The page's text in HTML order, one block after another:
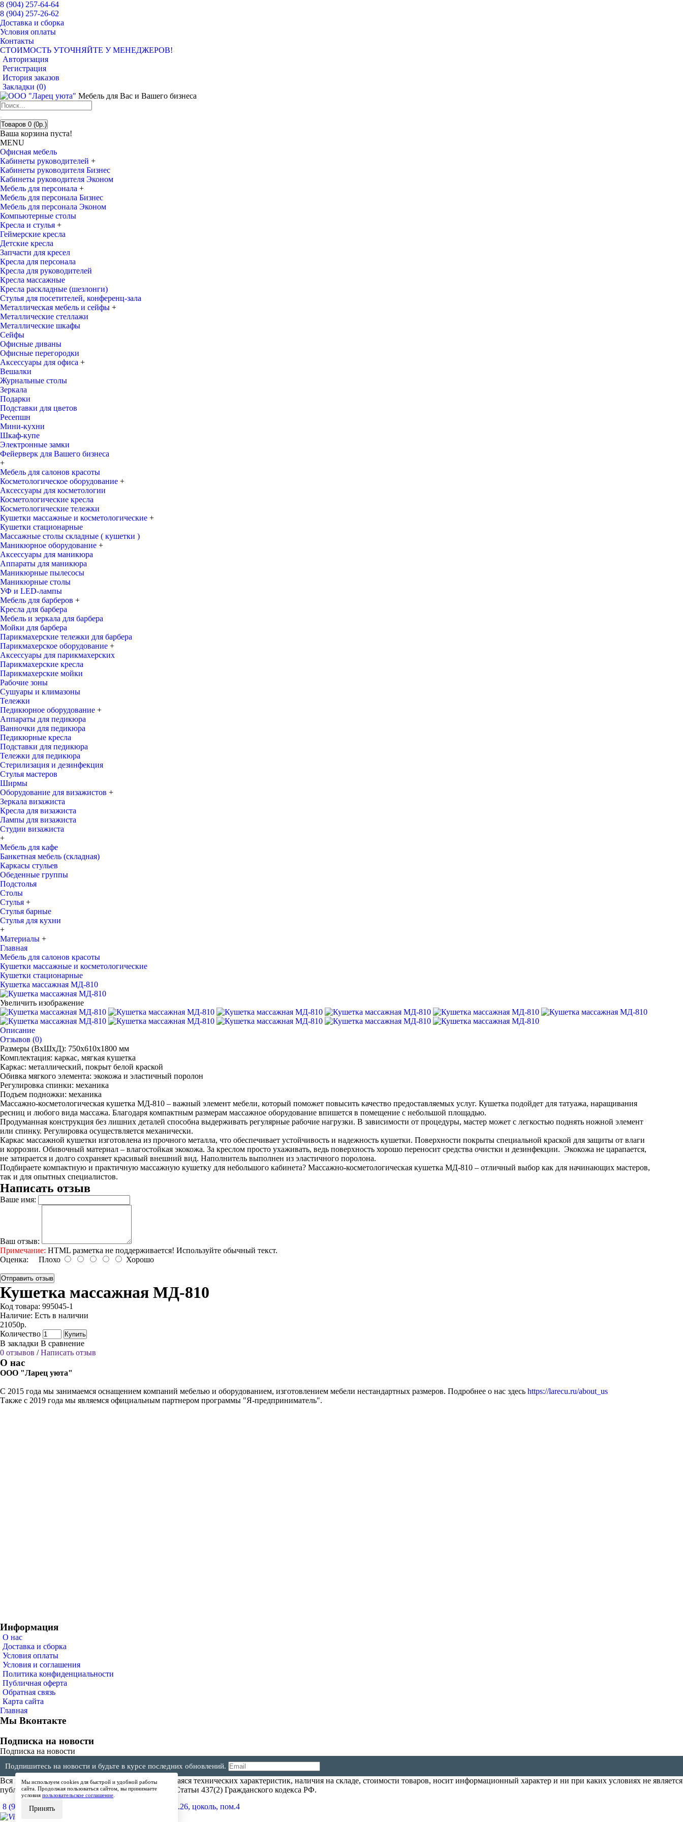
8 (904) 257-64-64
8 (904) 257-26-62
Доставка и сборка
Условия оплаты
Контакты
СТОИМОСТЬ УТОЧНЯЙТЕ У МЕНЕДЖЕРОВ!
Авторизация
Регистрация
История заказов
Закладки (0)
Мебель для Вас и Вашего бизнеса
Товаров 0 (0р.)
Ваша корзина пуста!
MENU
Офисная мебель
Кабинеты руководителей +
Кабинеты руководителя Бизнес
Кабинеты руководителя Эконом
Мебель для персонала +
Мебель для персонала Бизнес
Мебель для персонала Эконом
Компьютерные столы
Кресла и стулья +
Геймерские кресла
Детские кресла
Запчасти для кресел
Кресла для персонала
Кресла для руководителей
Кресла массажные
Кресла раскладные (шезлонги)
Стулья для посетителей, конференц-зала
Металлическая мебель и сейфы +
Металлические стеллажи
Металлические шкафы
Сейфы
Офисные диваны
Офисные перегородки
Аксессуары для офиса +
Вешалки
Журнальные столы
Зеркала
Подарки
Подставки для цветов
Ресепшн
Мини-кухни
Шкаф-купе
Электронные замки
Фейерверк для Вашего бизнеса
+
Мебель для салонов красоты
Косметологическое оборудование +
Аксессуары для косметологии
Косметологические кресла
Косметологические тележки
Кушетки массажные и косметологические +
Кушетки стационарные
Массажные столы складные ( кушетки )
Маникюрное оборудование +
Аксессуары для маникюра
Аппараты для маникюра
Маникюрные пылесосы
Маникюрные столы
УФ и LED-лампы
Мебель для барберов +
Кресла для барбера
Мебель и зеркала для барбера
Мойки для барбера
Парикмахерские тележки для барбера
Парикмахерское оборудование +
Аксессуары для парикмахерских
Парикмахерские кресла
Парикмахерские мойки
Рабочие зоны
Сушуары и климазоны
Тележки
Педикюрное оборудование +
Аппараты для педикюра
Ванночки для педикюра
Педикюрные кресла
Подставки для педикюра
Тележки для педикюра
Стерилизация и дезинфекция
Стулья мастеров
Ширмы
Оборудование для визажистов +
Зеркала визажиста
Кресла для визажиста
Лампы для визажиста
Студии визажиста
+
Мебель для кафе
Банкетная мебель (складная)
Каркасы стульев
Обеденные группы
Подстолья
Столы
Стулья +
Стулья барные
Стулья для кухни
+
Материалы +
Главная
Мебель для салонов красоты
Кушетки массажные и косметологические
Кушетки стационарные
Кушетка массажная МД-810
Увеличить изображение
Описание
Отзывов (0)
Размеры (ВхШхД): 750х610х1800 мм
Комплектация: каркас, мягкая кушетка
Каркас: металлический, покрыт белой краской
Обивка мягкого элемента: экокожа и эластичный поролон
Регулировка спинки: механика
Подъем подножки: механика
Массажно-косметологическая кушетка МД-810 – важный элемент мебели, который поможет повысить качество предоставляемых услуг. Кушетка подойдет для татуажа, наращивания
ресниц и любого вида массажа. Благодаря компактным размерам массажное оборудование впишется в помещение с небольшой площадью.
Продуманная конструкция без лишних деталей способна выдерживать регулярные рабочие нагрузки. В зависимости от процедуры, мастер может с легкостью поднять ножной элемент
или спинку. Регулировка осуществляется механически.
Каркас массажной кушетки изготовлена из прочного металла, что обеспечивает устойчивость и надежность кушетки. Поверхности покрыты специальной краской для защиты от влаги
и коррозии. Обивочный материал – влагостойкая экокожа. За креслом просто ухаживать, ведь поверхность хорошо переносит средства очистки и дезинфекции. Экокожа не царапается,
не затирается и долго сохраняет красивый внешний вид. Наполнитель выполнен из эластичного поролона.
Подбираете компактную и практичную массажную кушетку для небольшого кабинета? Массажно-косметологическая кушетка МД-810 – отличный выбор как для начинающих мастеров,
так и для опытных специалистов.
Написать отзыв
Ваше имя:
Ваш отзыв:
Примечание: HTML разметка не поддерживается! Используйте обычный текст.
Оценка: Плохо Хорошо
Отправить отзыв
Кушетка массажная МД-810
Код товара: 995045-1
Наличие: Есть в наличии
21050р.
Количество
Купить
В закладки В сравнение
0 отзывов /Написать отзыв
О нас
ООО "Ларец уюта"
С 2015 года мы занимаемся оснащением компаний мебелью и оборудованием, изготовлением мебели нестандартных размеров. Подробнее о нас здесь https://larecu.ru/about_us
Также с 2019 года мы являемся официальным партнером программы "Я-предприниматель".
Информация
О нас
Доставка и сборка
Условия оплаты
Условия и соглашения
Политика конфиденциальности
Публичная оферта
Обратная связь
Карта сайта
Главная
Мы Вконтакте
Подписка на новости
Подписка на новости
Подпишитесь на новости и будьте в курсе последних обновлений.
Вся представленная на сайте информация, касающаяся технических характеристик, наличия на складе, стоимости товаров, носит информационный характер и ни при каких условиях не является
публичной офертой, определяемой положениями Статьи 437(2) Гражданского кодекса РФ.
8 (904) 257-64-64
600017, г.Владимир, ул. Мира, д.26, цоколь, пом.4
Мы используем cookies для быстрой и удобной работы
сайта. Продолжая пользоваться сайтом, вы принимаете
условия пользовательское соглашение
Принять